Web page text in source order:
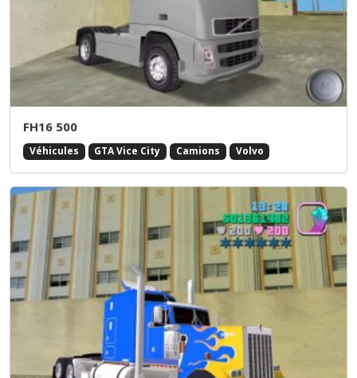
FH16 500
Véhicules GTA Vice City Camions Volvo